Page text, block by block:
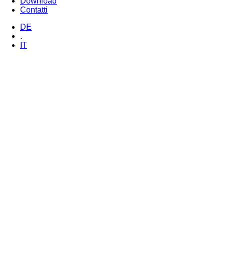
Contatti
DE
.
IT